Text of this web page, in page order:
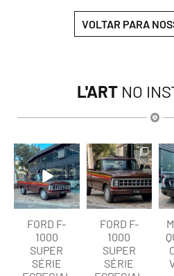
VOLTAR PARA
L'ART NO
lart.br
Ago 7
FORD F-
1000
SUPER
SÉRIE
lart.br
Ago 7
FORD F-
1000
SUPER
SÉRIE